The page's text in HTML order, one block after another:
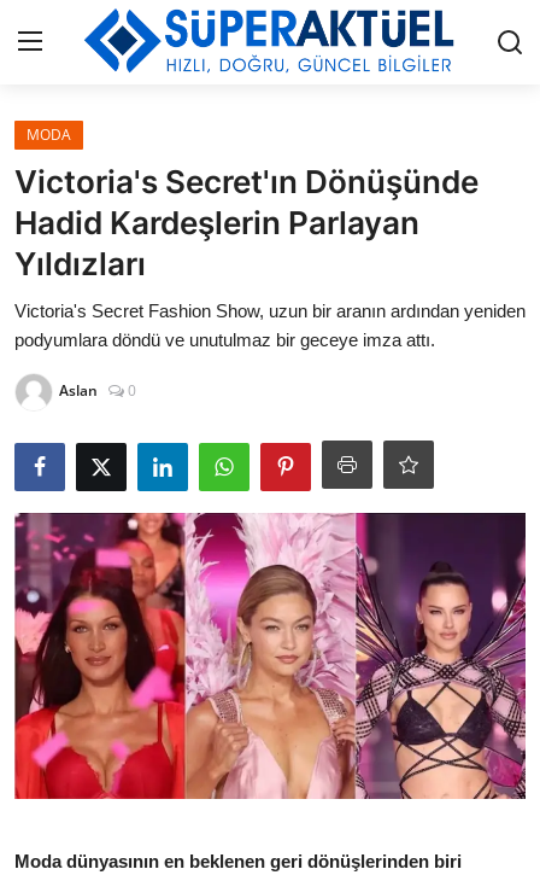
İLETİŞİM
HAKKIMIZDA
KÜNYE
MODA
İŞ BİRLİĞİ
TEKNOLOJİ
BİLGİ
TATİL
RÜYA TABİRİ
ÖNEMLİ GÜNLER
GALERİ
MODA
Victoria's Secret'ın Dönüşünde
Hadid Kardeşlerin Parlayan
Yıldızları
Victoria's Secret Fashion Show, uzun bir aranın ardından yeniden
podyumlara döndü ve unutulmaz bir geceye imza attı.
Aslan 0
Moda dünyasının en beklenen geri dönüşlerinden biri